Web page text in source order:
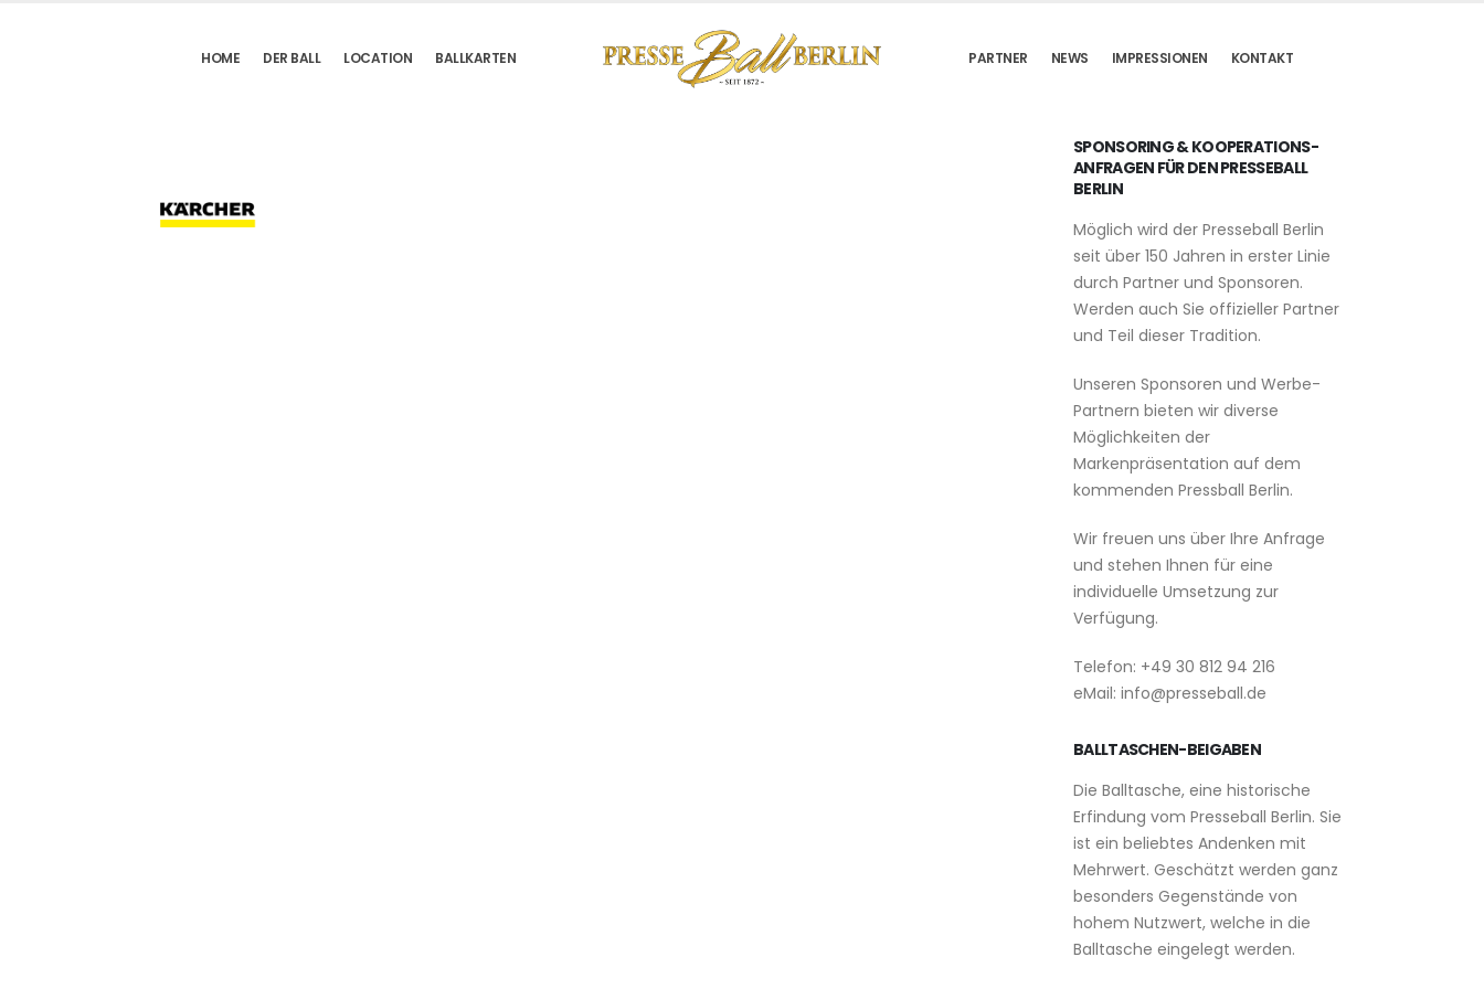
HOME DER BALL LOCATION BALLKARTEN PARTNER NEWS IMPRESSIONEN KONTAKT
SPONSORING & KOOPERATIONS-
ANFRAGEN FÜR DEN PRESSEBALL
BERLIN
Möglich wird der Presseball Berlin
seit über 150 Jahren in erster Linie
durch Partner und Sponsoren.
Werden auch Sie offizieller Partner
und Teil dieser Tradition.
Unseren Sponsoren und Werbe-
Partnern bieten wir diverse
Möglichkeiten der
Markenpräsentation auf dem
kommenden Pressball Berlin.
Wir freuen uns über Ihre Anfrage
und stehen Ihnen für eine
individuelle Umsetzung zur
Verfügung.
Telefon: +49 30 812 94 216
eMail: info@presseball.de
BALLTASCHEN-BEIGABEN
Die Balltasche, eine historische
Erfindung vom Presseball Berlin. Sie
ist ein beliebtes Andenken mit
Mehrwert. Geschätzt werden ganz
besonders Gegenstände von
hohem Nutzwert, welche in die
Balltasche eingelegt werden.